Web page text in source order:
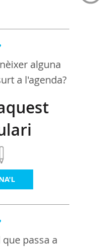
alguna
a l'agenda?
passa a